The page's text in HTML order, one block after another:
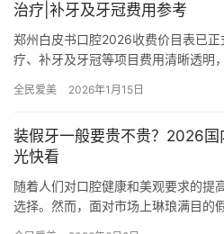
治疗|补牙及牙冠费用参考
郑州白皮书口腔2026收费价目表已
疗、补牙及牙冠等项目费用清晰透明
全民爱美 2026年1月15日
装假牙一般要贵不贵？2026
光快看
随着人们对口腔健康和美观要求的提
选择。然而，面对市场上琳琅满目的